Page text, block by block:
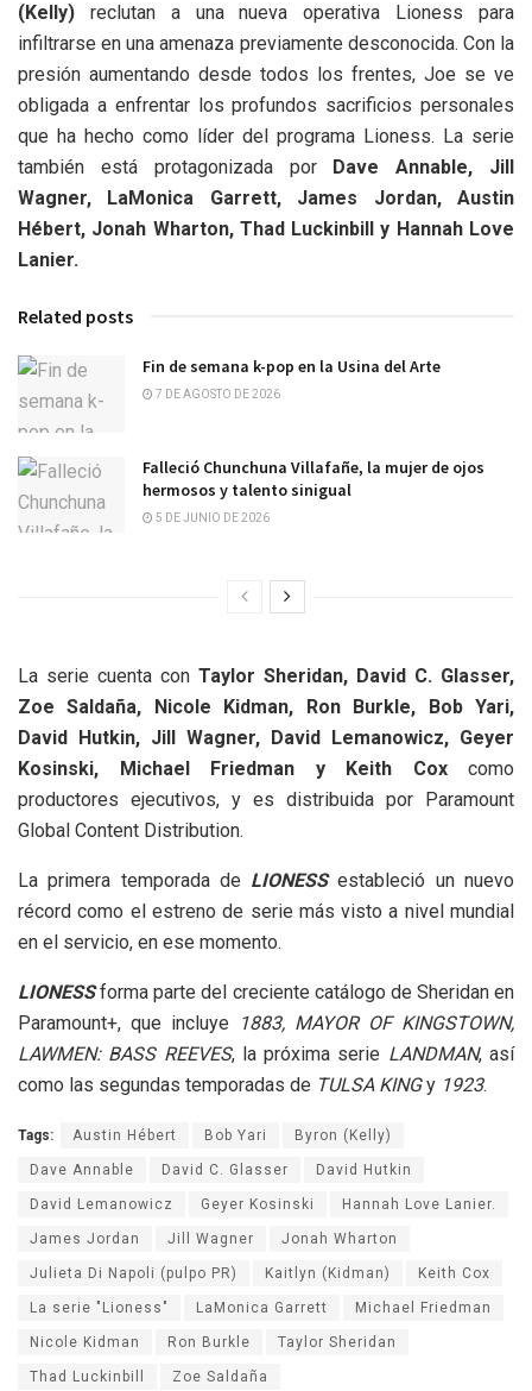
(Kelly) reclutan a una nueva operativa Lioness para
infiltrarse en una amenaza previamente desconocida. Con la
presión aumentando desde todos los frentes, Joe se ve
obligada a enfrentar los profundos sacrificios personales
que ha hecho como líder del programa Lioness. La serie
también está protagonizada por
Dave Annable, Jill
Wagner, LaMonica Garrett, James Jordan, Austin
Hébert, Jonah Wharton, Thad Luckinbill y Hannah Love
Lanier.
Related posts
Fin de semana k-pop en la Usina del Arte
7 DE AGOSTO DE 2026
Falleció Chunchuna Villafañe, la mujer de ojos
hermosos y talento sinigual
5 DE JUNIO DE 2026
La serie cuenta con Taylor Sheridan, David C. Glasser,
Zoe Saldaña, Nicole Kidman, Ron Burkle, Bob Yari,
David Hutkin, Jill Wagner, David Lemanowicz, Geyer
Kosinski, Michael Friedman y Keith Coxcomo
productores ejecutivos, y es distribuida por Paramount
Global Content Distribution.
La primera temporada de LIONESSestableció un nuevo
récord como el estreno de serie más visto a nivel mundial
en el servicio, en ese momento.
LIONESSforma parte del creciente catálogo de Sheridan en
Paramount+, que incluye
1883, MAYOR OF KINGSTOWN,
LAWMEN: BASS REEVES, la próxima serie LANDMAN, así
como las segundas temporadas de TULSA KINGy 1923.
Tags: Austin Hébert Bob Yari Byron (Kelly)
Dave Annable David C. Glasser David Hutkin
David Lemanowicz Geyer Kosinski Hannah Love Lanier.
James Jordan Jill Wagner Jonah Wharton
Julieta Di Napoli (pulpo PR) Kaitlyn (Kidman) Keith Cox
La serie "Lioness" LaMonica Garrett Michael Friedman
Nicole Kidman Ron Burkle Taylor Sheridan
Thad Luckinbill Zoe Saldaña